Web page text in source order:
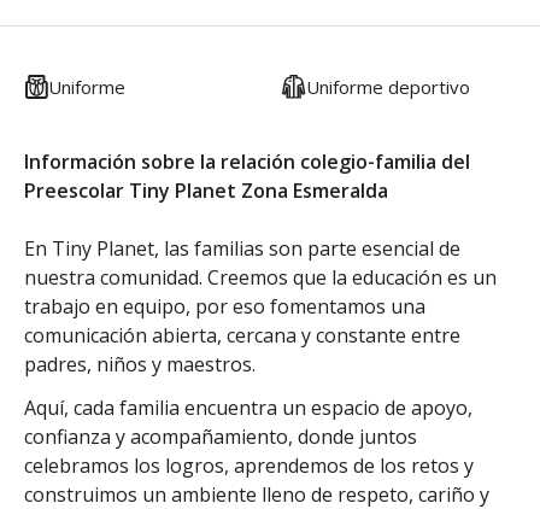
Uniforme Uniforme deportivo
Información sobre la relación colegio-familia del
Preescolar Tiny Planet Zona Esmeralda
En Tiny Planet, las familias son parte esencial de
nuestra comunidad. Creemos que la educación es un
trabajo en equipo, por eso fomentamos una
comunicación abierta, cercana y constante entre
padres, niños y maestros.
Aquí, cada familia encuentra un espacio de apoyo,
confianza y acompañamiento, donde juntos
celebramos los logros, aprendemos de los retos y
construimos un ambiente lleno de respeto, cariño y